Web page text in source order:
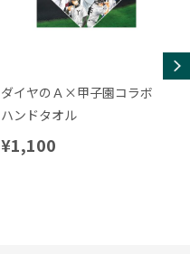
ダイヤのＡ×甲子園コラボ
ハンドタオル
¥1,100